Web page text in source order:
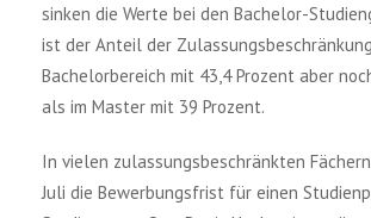
sinken die Werte bei den Bachelor-
ist der Anteil der
Bachelorbereich mit 43,4 Prozent aber
als im Master mit 39 Prozent.
In vielen zulassungsbeschränkten
Juli die Bewerbungsfrist für einen